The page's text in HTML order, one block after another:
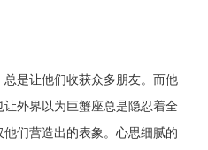
是让他们收获众多朋友。而他
外界以为巨蟹座总是隐忍着全
们营造出的表象。心思细腻的